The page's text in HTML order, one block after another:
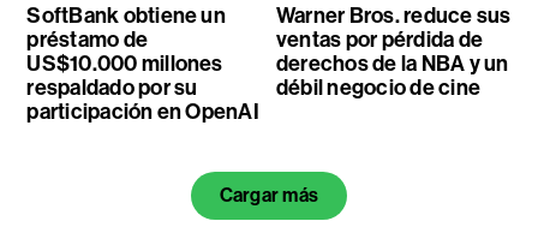
SoftBank obtiene un
préstamo de
US$10.000 millones
respaldado por su
participación en OpenAI
Warner Bros. reduce sus
ventas por pérdida de
derechos de la NBA y un
débil negocio de cine
Cargar más